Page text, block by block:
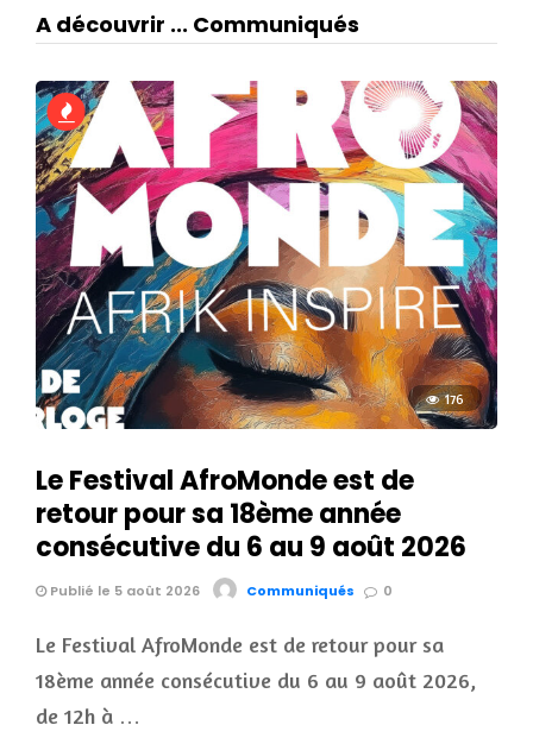
A découvrir ... Communiqués
176
Le Festival AfroMonde est de
retour pour sa 18ème année
consécutive du 6 au 9 août 2026
Publié le 5 août 2026 Communiqués 0
Le Festival AfroMonde est de retour pour sa
18ème année consécutive du 6 au 9 août 2026,
de 12h à …